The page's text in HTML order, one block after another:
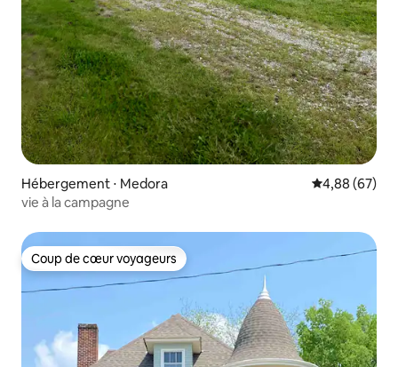
Hébergement ⋅ Medora Évaluation
4,88 (67)
vie à la campagne
Coup de cœur voyageurs
Coup de cœur voyageurs